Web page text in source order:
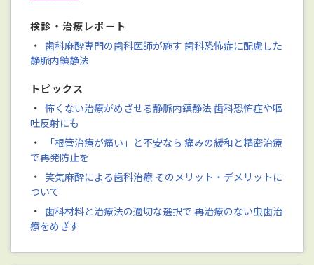
検診・治療レポート
・ 歯科麻酔専門の歯科医師が施す 歯科恐怖症に配慮した
静脈内鎮静法
トピックス
・ 怖くない治療がめざせる静脈内鎮静法 歯科恐怖症や嘔
吐反射にも
・
「根管治療が痛い」と不安なら 痛みの緩和と精密治療
で再発防止を
・ 笑気麻酔による歯科治療 そのメリット・デメリットに
ついて
・ 歯科材料と治療法の適切な選択で 再治療のない虫歯治
療をめざす